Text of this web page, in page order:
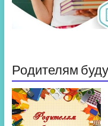
Родителям